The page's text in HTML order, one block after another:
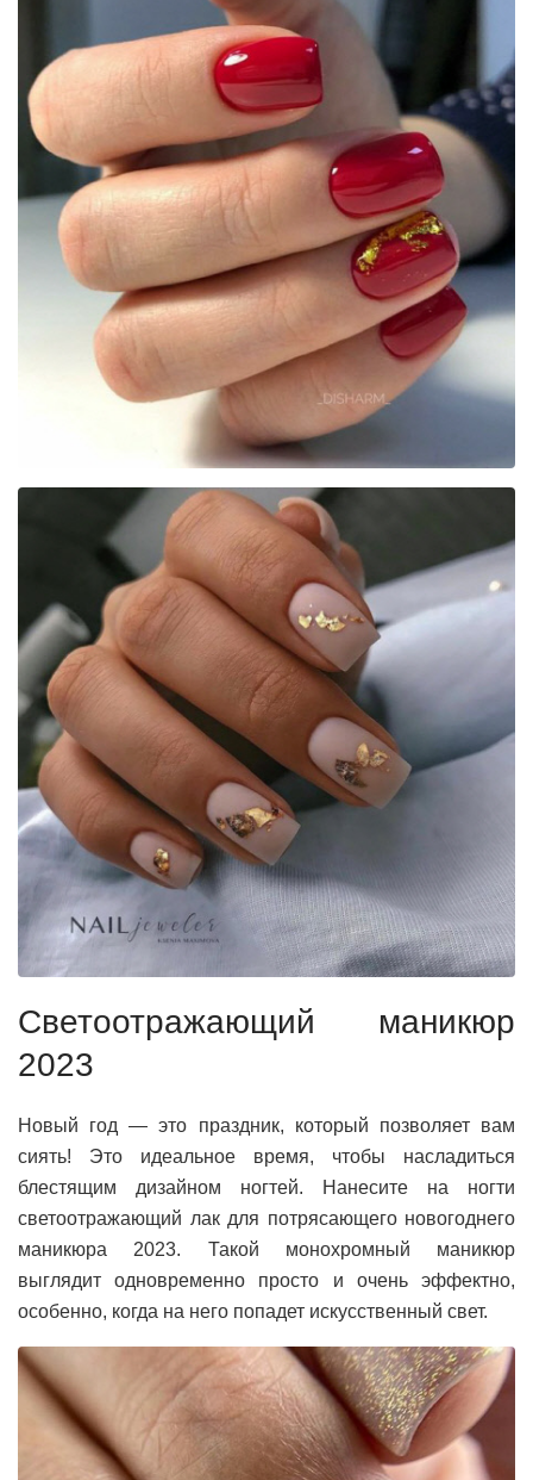
Светоотражающий маникюр
2023
Новый год — это праздник, который позволяет вам
сиять! Это идеальное время, чтобы насладиться
блестящим дизайном ногтей. Нанесите на ногти
светоотражающий лак для потрясающего новогоднего
маникюра 2023. Такой монохромный маникюр
выглядит одновременно просто и очень эффектно,
особенно, когда на него попадет искусственный свет.